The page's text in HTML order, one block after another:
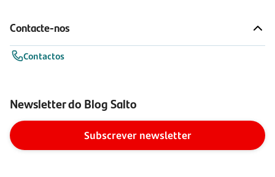
Contacte-nos
Contactos
Newsletter do Blog Salto
Subscrever newsletter